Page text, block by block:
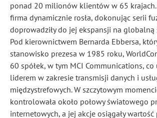
ponad 20 milionów klientów w 65 krajach.
firma dynamicznie rosła, dokonując serii
doprowadziły do jej ekspansji na globalną
Pod kierownictwem Bernarda Ebbersa,
stanowisko prezesa w 1985 roku,
60 spółek, w tym MCI Communications, co
liderem w zakresie transmisji danych i
międzystrefowych. W szczytowym
kontrolowała około połowy światowego
internetowych, a jej akcje osiągały